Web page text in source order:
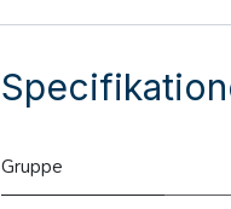
Gruppe